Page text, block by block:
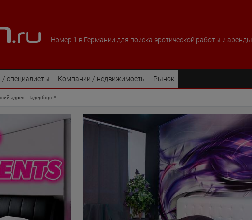
Номер 1 в Германии для поиска эротической работы и аренды
/ специалисты Компании / недвижимость Рынок
адрес - Падерборн!!